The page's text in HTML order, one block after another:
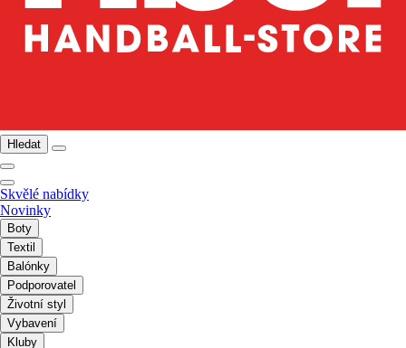
Hledat
Skvělé nabídky
Novinky
Boty
Textil
Balónky
Podporovatel
Životní styl
Vybavení
Kluby